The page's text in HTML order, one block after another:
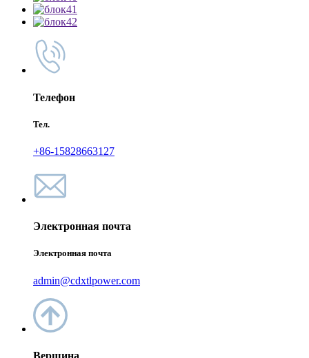
Телефон
Тел.
+86-15828663127
Электронная почта
Электронная почта
admin@cdxtlpower.com
Вершина